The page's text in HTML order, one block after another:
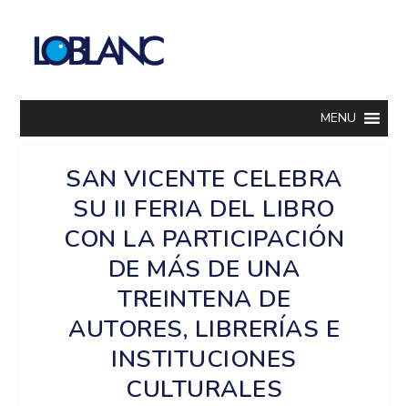
MENU
SAN VICENTE CELEBRA
SU II FERIA DEL LIBRO
CON LA PARTICIPACIÓN
DE MÁS DE UNA
TREINTENA DE
AUTORES, LIBRERÍAS E
INSTITUCIONES
CULTURALES